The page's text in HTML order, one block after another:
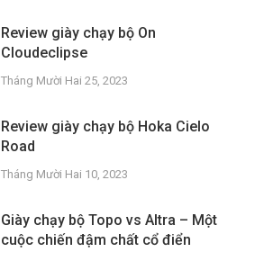
Review giày chạy bộ On
Cloudeclipse
Tháng Mười Hai 25, 2023
Review giày chạy bộ Hoka Cielo
Road
Tháng Mười Hai 10, 2023
Giày chạy bộ Topo vs Altra – Một
cuộc chiến đậm chất cổ điển